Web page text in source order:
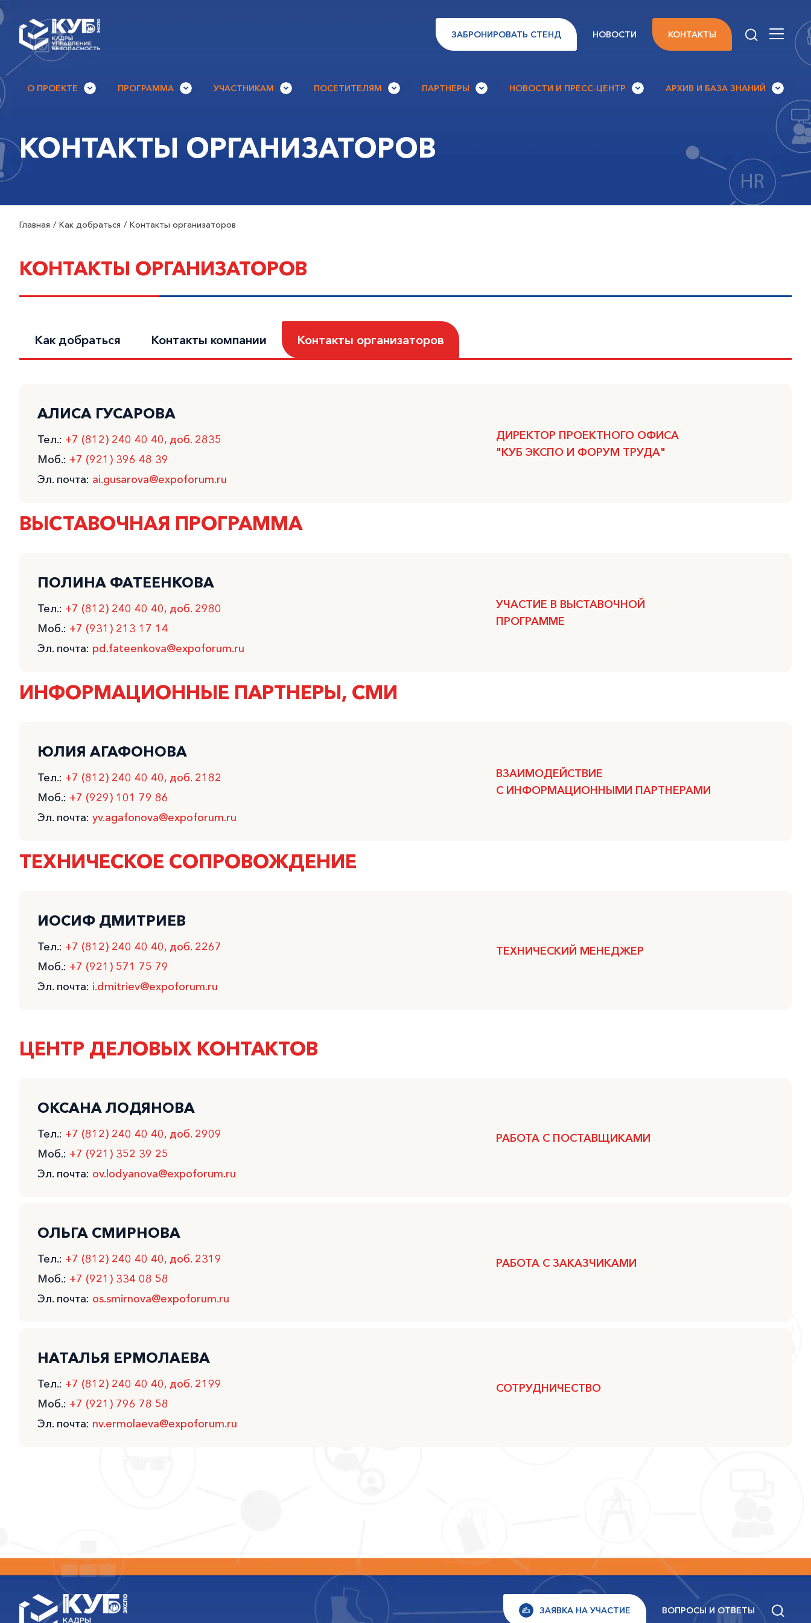
ЗАБРОНИРОВАТЬ СТЕНД НОВОСТИ КОНТАКТЫ
О ПРОЕКТЕ ПРОГРАММА УЧАСТНИКАМ ПОСЕТИТЕЛЯМ ПАРТНЕРЫ НОВОСТИ И ПРЕСС-ЦЕНТР АРХИВ И БАЗА ЗНАНИЙ
КОНТАКТЫ ОРГАНИЗАТОРОВ
Главная Как добраться Контакты организаторов
КОНТАКТЫ ОРГАНИЗАТОРОВ
Как добраться Контакты компании Контакты организаторов
АЛИСА ГУСАРОВА
Тел.: +7 (812) 240 40 40, доб. 2835
Моб.: +7 (921) 396 48 39
Эл. почта: ai.gusarova@expoforum.ru
ДИРЕКТОР ПРОЕКТНОГО ОФИСА
"КУБ ЭКСПО И ФОРУМ ТРУДА"
ВЫСТАВОЧНАЯ ПРОГРАММА
ПОЛИНА ФАТЕЕНКОВА
Тел.: +7 (812) 240 40 40, доб. 2980
Моб.: +7 (931) 213 17 14
Эл. почта: pd.fateenkova@expoforum.ru
УЧАСТИЕ В ВЫСТАВОЧНОЙ
ПРОГРАММЕ
ИНФОРМАЦИОННЫЕ ПАРТНЕРЫ, СМИ
ЮЛИЯ АГАФОНОВА
Тел.: +7 (812) 240 40 40, доб. 2182
Моб.: +7 (929) 101 79 86
Эл. почта: yv.agafonova@expoforum.ru
ВЗАИМОДЕЙСТВИЕ
С ИНФОРМАЦИОННЫМИ ПАРТНЕРАМИ
ТЕХНИЧЕСКОЕ СОПРОВОЖДЕНИЕ
ИОСИФ ДМИТРИЕВ
Тел.: +7 (812) 240 40 40, доб. 2267
Моб.: +7 (921) 571 75 79
Эл. почта: i.dmitriev@expoforum.ru
ТЕХНИЧЕСКИЙ МЕНЕДЖЕР
ЦЕНТР ДЕЛОВЫХ КОНТАКТОВ
ОКСАНА ЛОДЯНОВА
Тел.: +7 (812) 240 40 40, доб. 2909
Моб.: +7 (921) 352 39 25
Эл. почта: ov.lodyanova@expoforum.ru
РАБОТА С ПОСТАВЩИКАМИ
ОЛЬГА СМИРНОВА
Тел.: +7 (812) 240 40 40, доб. 2319
Моб.: +7 (921) 334 08 58
Эл. почта: os.smirnova@expoforum.ru
РАБОТА С ЗАКАЗЧИКАМИ
НАТАЛЬЯ ЕРМОЛАЕВА
Тел.: +7 (812) 240 40 40, доб. 2199
Моб.: +7 (921) 796 78 58
Эл. почта: nv.ermolaeva@expoforum.ru
СОТРУДНИЧЕСТВО
ЗАЯВКА НА УЧАСТИЕ ВОПРОСЫ И ОТВЕТЫ